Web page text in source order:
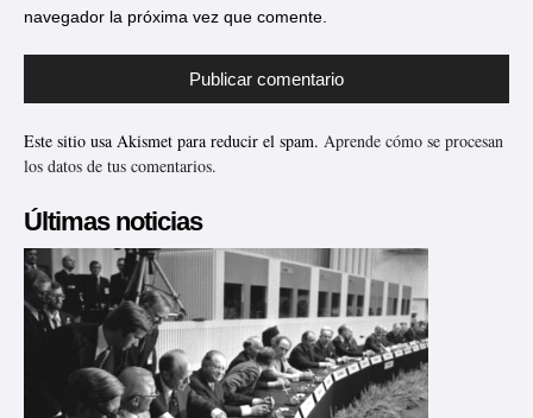
navegador la próxima vez que comente.
Este sitio usa Akismet para reducir el spam. Aprende cómo se procesan
los datos de tus comentarios.
Últimas noticias